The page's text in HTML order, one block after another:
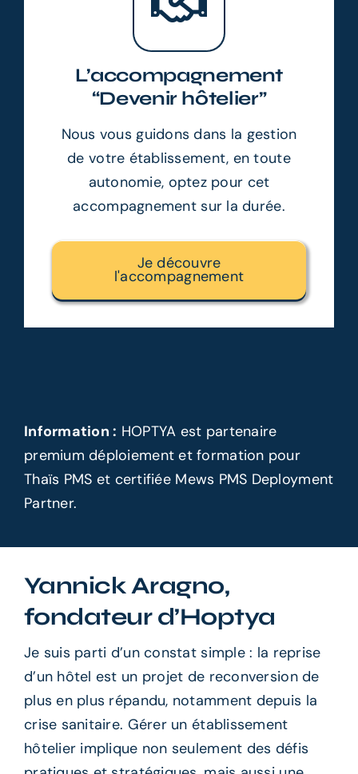
L’accompagnement
“Devenir hôtelier”
Nous vous guidons dans la gestion
de votre établissement, en toute
autonomie, optez pour cet
accompagnement sur la durée.
Je découvre
l'accompagnement
Information : HOPTYA est partenaire
premium déploiement et formation pour
Thaïs PMS et certifiée Mews PMS Deployment
Partner.
Yannick Aragno,
fondateur d’Hoptya
Je suis parti d’un constat simple : la reprise
d’un hôtel est un projet de reconversion de
plus en plus répandu, notamment depuis la
crise sanitaire. Gérer un établissement
hôtelier implique non seulement des défis